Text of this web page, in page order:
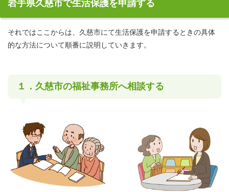
岩手県久慈市で生活保護を申請する
それではここからは、久慈市にて生活保護を申請するときの具体
的な方法について順番に説明していきます。
１．久慈市の福祉事務所へ相談する